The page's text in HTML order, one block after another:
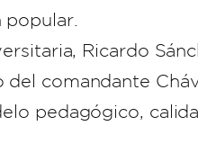
Ricardo
del comandante
pedagógico,